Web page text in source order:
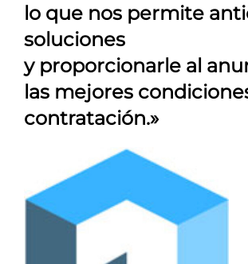
lo que nos permite
soluciones
y proporcionarle al
las mejores
contratación.»